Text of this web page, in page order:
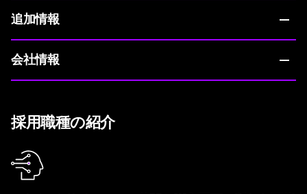
追加情報
会社情報
採用職種の紹介